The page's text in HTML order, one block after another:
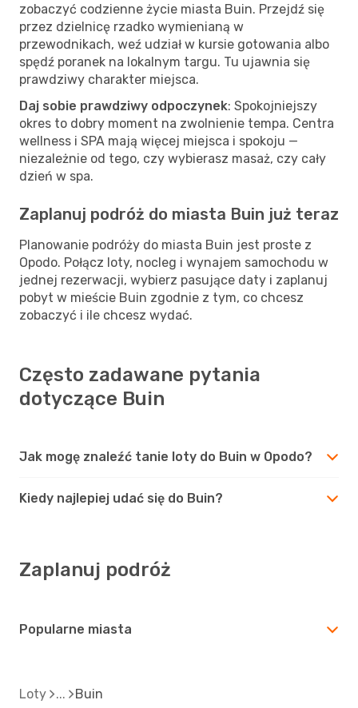
zobaczyć codzienne życie miasta Buin. Przejdź się
przez dzielnicę rzadko wymienianą w
przewodnikach, weź udział w kursie gotowania albo
spędź poranek na lokalnym targu. Tu ujawnia się
prawdziwy charakter miejsca.
Daj sobie prawdziwy odpoczynek: Spokojniejszy
okres to dobry moment na zwolnienie tempa. Centra
wellness i SPA mają więcej miejsca i spokoju —
niezależnie od tego, czy wybierasz masaż, czy cały
dzień w spa.
Zaplanuj podróż do miasta Buin już teraz
Planowanie podróży do miasta Buin jest proste z
Opodo. Połącz loty, nocleg i wynajem samochodu w
jednej rezerwacji, wybierz pasujące daty i zaplanuj
pobyt w mieście Buin zgodnie z tym, co chcesz
zobaczyć i ile chcesz wydać.
Często zadawane pytania
dotyczące Buin
Jak mogę znaleźć tanie loty do Buin w Opodo?
Kiedy najlepiej udać się do Buin?
Zaplanuj podróż
Popularne miasta
Loty Buin